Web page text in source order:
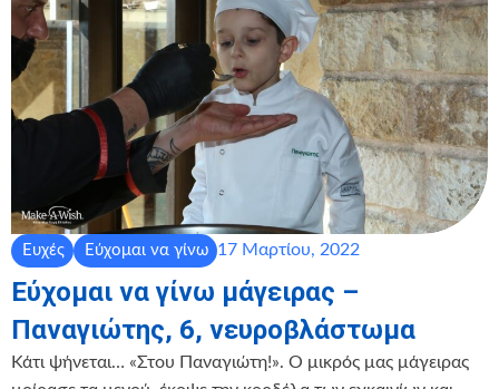
Ευχές Εύχομαι να γίνω 17 Μαρτίου, 2022
Εύχομαι να γίνω μάγειρας –
Παναγιώτης, 6, νευροβλάστωμα
Κάτι ψήνεται… «Στου Παναγιώτη!». Ο μικρός μας μάγειρας